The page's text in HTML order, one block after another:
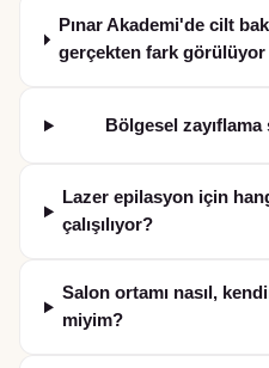
Pınar Akademi'de cilt
gerçekten fark görülüyor
Bölgesel
Lazer epilasyon için
çalışılıyor?
Salon ortamı nasıl,
miyim?